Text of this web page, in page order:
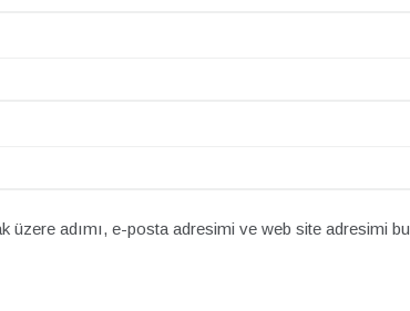
üzere adımı, e-posta adresimi ve web site adresimi bu